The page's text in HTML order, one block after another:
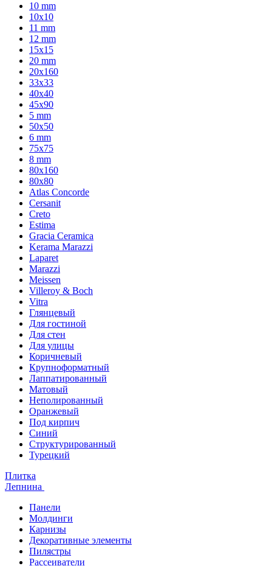
10 mm
10x10
11 mm
12 mm
15x15
20 mm
20х160
33x33
40х40
45x90
5 mm
50x50
6 mm
75х75
8 mm
80x160
80x80
Atlas Concorde
Cersanit
Creto
Estima
Gracia Ceramica
Kerama Marazzi
Laparet
Marazzi
Meissen
Villeroy & Boch
Vitra
Глянцевый
Для гостиной
Для стен
Для улицы
Коричневый
Крупноформатный
Лаппатированный
Матовый
Неполированный
Оранжевый
Под кирпич
Синий
Структурированный
Турецкий
Плитка
Лепнина
Панели
Молдинги
Карнизы
Декоративные элементы
Пилястры
Рассеиватели